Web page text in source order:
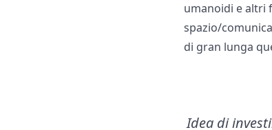
umanoidi e altri
spazio/
di gran lunga
Idea di